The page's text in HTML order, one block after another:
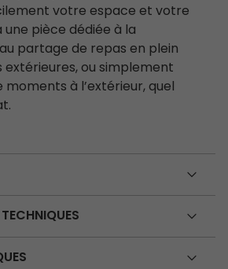
votre espace et votre
pièce dédiée à la
partage de repas en plein
extérieures, ou simplement
à l’extérieur, quel